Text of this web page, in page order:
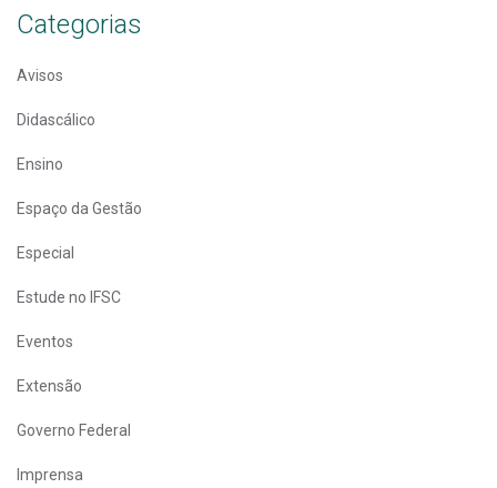
Categorias
Avisos
Didascálico
Ensino
Espaço da Gestão
Especial
Estude no IFSC
Eventos
Extensão
Governo Federal
Imprensa